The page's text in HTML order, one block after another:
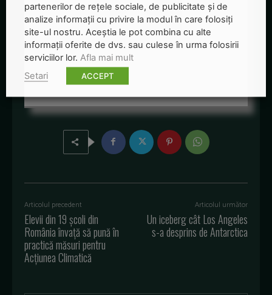
Redactia-Green-Report
+ posts
Articolul precedent
Elevii din 19 școli din
România învață să pună în
practică măsuri pentru
Acțiunea Climatică
Articolul următor
Un iceberg cât Los Angeles
s-a desprins de Antarctica
partenerilor de rețele sociale, de publicitate și de
analize informații cu privire la modul în care folosiți
site-ul nostru. Aceștia le pot combina cu alte
informații oferite de dvs. sau culese în urma folosirii
serviciilor lor. Afla mai mult
Setari
ACCEPT